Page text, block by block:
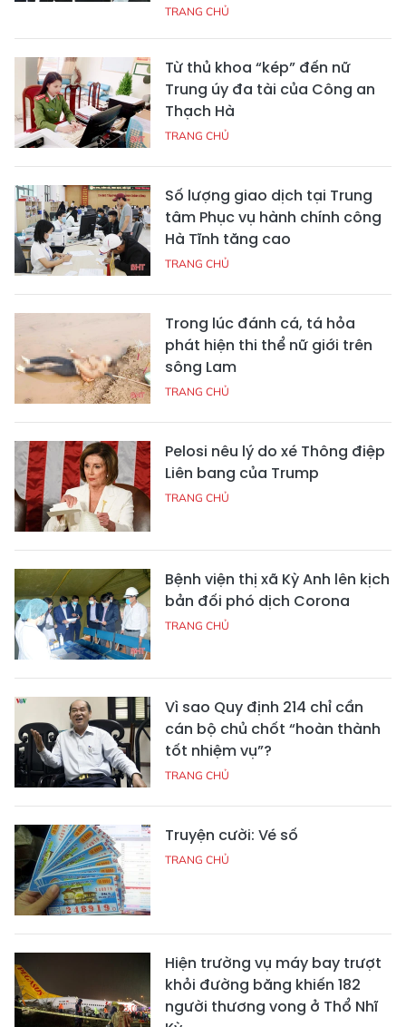
TRANG CHỦ
Từ thủ khoa “kép” đến nữ
Trung úy đa tài của Công an
Thạch Hà
TRANG CHỦ
Số lượng giao dịch tại Trung
tâm Phục vụ hành chính công
Hà Tĩnh tăng cao
TRANG CHỦ
Trong lúc đánh cá, tá hỏa
phát hiện thi thể nữ giới trên
sông Lam
TRANG CHỦ
Pelosi nêu lý do xé Thông điệp
Liên bang của Trump
TRANG CHỦ
Bệnh viện thị xã Kỳ Anh lên kịch
bản đối phó dịch Corona
TRANG CHỦ
Vì sao Quy định 214 chỉ cần
cán bộ chủ chốt “hoàn thành
tốt nhiệm vụ”?
TRANG CHỦ
Truyện cười: Vé số
TRANG CHỦ
Hiện trường vụ máy bay trượt
khỏi đường băng khiến 182
người thương vong ở Thổ Nhĩ